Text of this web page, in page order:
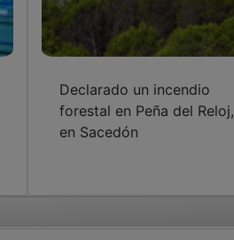
Declarado un incendio
forestal en Peña del Reloj,
en Sacedón